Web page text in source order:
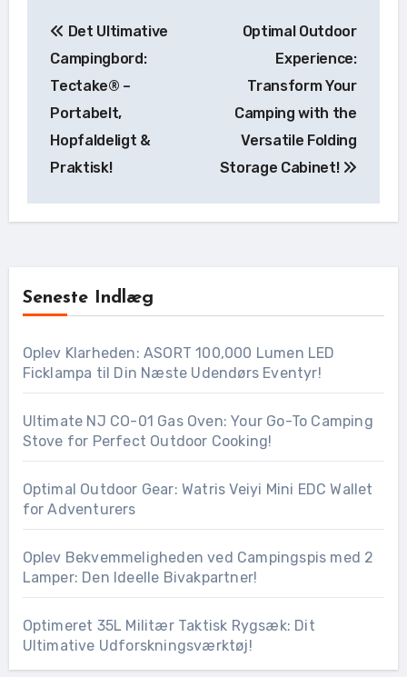
Det Ultimative
Campingbord:
Tectake® –
Portabelt,
Hopfaldeligt &
Praktisk!
Optimal Outdoor
Experience:
Transform Your
Camping with the
Versatile Folding
Storage Cabinet!
Seneste Indlæg
Oplev Klarheden: ASORT 100,000 Lumen LED
Ficklampa til Din Næste Udendørs Eventyr!
Ultimate NJ CO-01 Gas Oven: Your Go-To Camping
Stove for Perfect Outdoor Cooking!
Optimal Outdoor Gear: Watris Veiyi Mini EDC Wallet
for Adventurers
Oplev Bekvemmeligheden ved Campingspis med 2
Lamper: Den Ideelle Bivakpartner!
Optimeret 35L Militær Taktisk Rygsæk: Dit
Ultimative Udforskningsværktøj!